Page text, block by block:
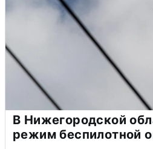
В Нижегородской
режим беспилотной